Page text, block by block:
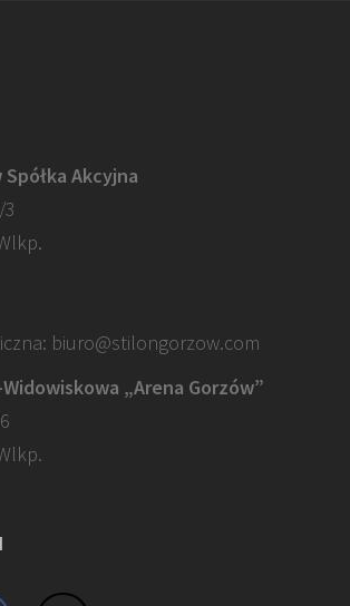
Akcyjna
biuro@stilongorzow.com
„Arena Gorzów”